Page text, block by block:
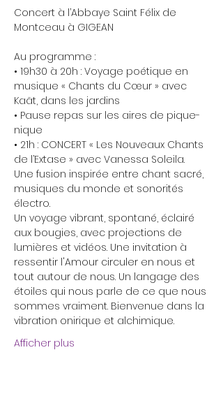
Concert à l’Abbaye Saint Félix de
Montceau à GIGEAN
Au programme :
• 19h30 à 20h : Voyage poétique en
musique « Chants du Cœur » avec
Kaãt, dans les jardins
• Pause repas sur les aires de pique-
nique
• 21h : CONCERT « Les Nouveaux Chants
de l’Extase » avec Vanessa Soleila.
Une fusion inspirée entre chant sacré,
musiques du monde et sonorités
électro.
Un voyage vibrant, spontané, éclairé
aux bougies, avec projections de
lumières et vidéos. Une invitation à
ressentir l'Amour circuler en nous et
tout autour de nous. Un langage des
étoiles qui nous parle de ce que nous
sommes vraiment. Bienvenue dans la
vibration onirique et alchimique.
Afficher plus